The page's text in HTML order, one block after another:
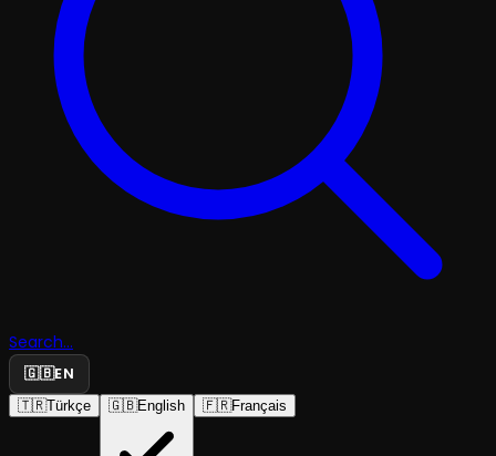
Search...
🇬🇧EN
🇹🇷Türkçe 🇬🇧English 🇫🇷Français